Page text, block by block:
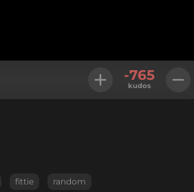
-765
kudos
fittie random